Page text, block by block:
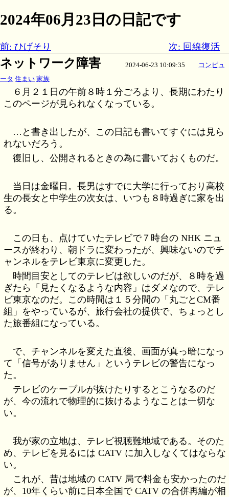
2024年06月23日の日記です
前: ひげそり 次: 回線復活
ネットワーク障害 2024-06-23 10:09:35
コンピュ
ータ 住まい 家族
６月２１日の午前８時１分ごろより、長期にわたり
このページが見られなくなっている。
…と書き出したが、この日記も書いてすぐには見ら
れないだろう。
復旧し、公開されるときの為に書いておくものだ。
当日は金曜日。長男はすでに大学に行っており高校
生の長女と中学生の次女は、いつも８時過ぎに家を出
る。
この日も、点けていたテレビで７時台の NHK ニュ
ースが終わり、朝ドラに変わったが、興味ないのでチ
ャンネルをテレビ東京に変更した。
時間目安としてのテレビは欲しいのだが、８時を過
ぎたら「見たくなるような内容」はダメなので、テレ
ビ東京なのだ。この時間は１５分間の「丸ごとCM番
組」をやっているが、旅行会社の提供で、ちょっとし
た旅番組になっている。
で、チャンネルを変えた直後、画面が真っ暗になっ
て「信号がありません」というテレビの警告になっ
た。
テレビのケーブルが抜けたりするとこうなるのだ
が、今の流れで物理的に抜けるようなことは一切な
い。
我が家の立地は、テレビ視聴難地域である。そのた
め、テレビを見るには CATV に加入しなくてはならな
い。
これが、昔は地域の CATV 局で料金も安かったのだ
が、10年くらい前に日本全国で CATV の合併再編が相